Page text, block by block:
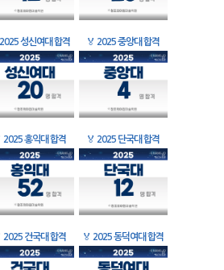
2025 성신여대 합격 🏅 2025 중앙대 합격
2025 홍익대 합격 🏅 2025 단국대 합격
2025 건국대 합격 🏅 2025 동덕여대 합격